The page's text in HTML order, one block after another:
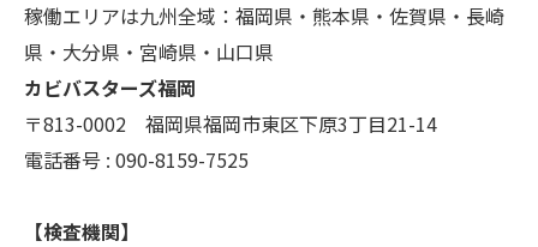
稼働エリアは九州全域：福岡県・熊本県・佐賀県・長崎
県・大分県・宮崎県・山口県
カビバスターズ福岡
〒813-0002 福岡県福岡市東区下原3丁目21-14
電話番号 : 090-8159-7525
【検査機関】